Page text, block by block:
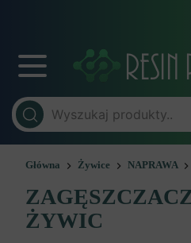
Główna Żywice NAPRAWA
ŻYWIC